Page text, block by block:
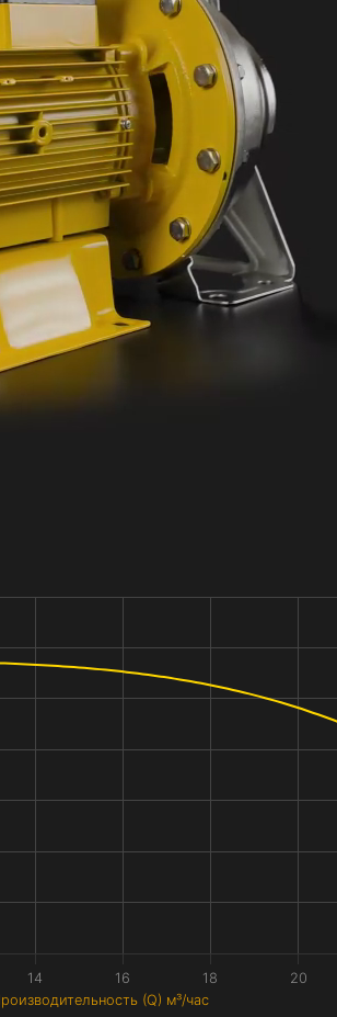
(Q) м³/час
14 16 18 20